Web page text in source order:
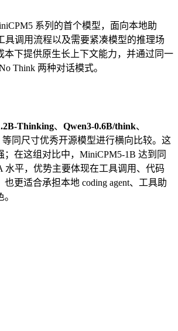
系列的首个模型，面向本地助
具调用流程以及需要紧凑模型的推理场
本下提供原生长上下文能力，并通过同一
Think 两种对话模式。
Thinking、 Qwen3-0.6B/think、
等同尺寸优秀开源模型进行横向比较。这
在这组对比中，MiniCPM5-1B 达到同
水平，优势主要体现在工具调用、代码
更适合承担本地 coding agent、工具助